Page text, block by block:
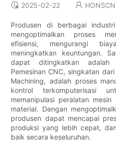
2025-02-22 HONSCN
Produsen di berbagai
mengoptimalkan proses
efisiensi, mengurangi
meningkatkan keuntungan.
dapat ditingkatkan adalah
Pemesinan CNC, singkatan
Machining, adalah proses
kontrol terkomputerisasi
memanipulasi peralatan
material. Dengan
produsen dapat mencapai
produksi yang lebih cepat,
baik secara keseluruhan.